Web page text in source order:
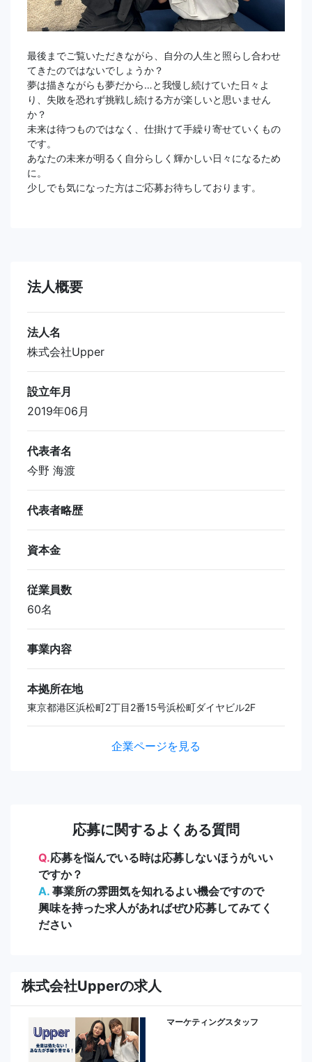
最後までご覧いただきながら、自分の人生と照らし合わせ
てきたのではないでしょうか？
夢は描きながらも夢だから…と我慢し続けていた日々よ
り、失敗を恐れず挑戦し続ける方が楽しいと思いません
か？
未来は待つものではなく、仕掛けて手繰り寄せていくもの
です。
あなたの未来が明るく自分らしく輝かしい日々になるため
に。
少しでも気になった方はご応募お待ちしております。
法人概要
法人名
株式会社Upper
設立年月
2019年06月
代表者名
今野 海渡
代表者略歴
資本金
従業員数
60名
事業内容
本拠所在地
東京都港区浜松町2丁目2番15号浜松町ダイヤビル2F
企業ページを見る
応募に関するよくある質問
Q.応募を悩んでいる時は応募しないほうがいい
ですか？
A. 事業所の雰囲気を知れるよい機会ですので
興味を持った求人があればぜひ応募してみてく
ださい
株式会社Upperの求人
マーケティングスタッフ